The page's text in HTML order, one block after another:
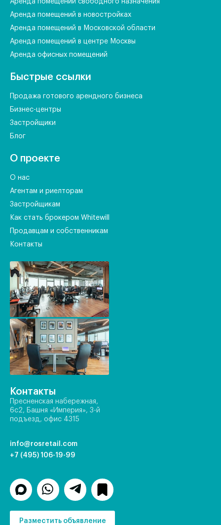
Аренда помещений свободного назначения
Аренда помещений в новостройках
Аренда помещений в Московской области
Аренда помещений в центре Москвы
Аренда офисных помещений
Быстрые ссылки
Продажа готового арендного бизнеса
Бизнес-центры
Застройщики
Блог
О проекте
О нас
Агентам и риелторам
Застройщикам
Как стать брокером Whitewill
Продавцам и собственникам
Контакты
Контакты
Пресненская набережная,
6с2, Башня «Империя», 3-й
подъезд, офис 4315
info@rosretail.com
+7 (495) 106-19-99
Разместить объявление